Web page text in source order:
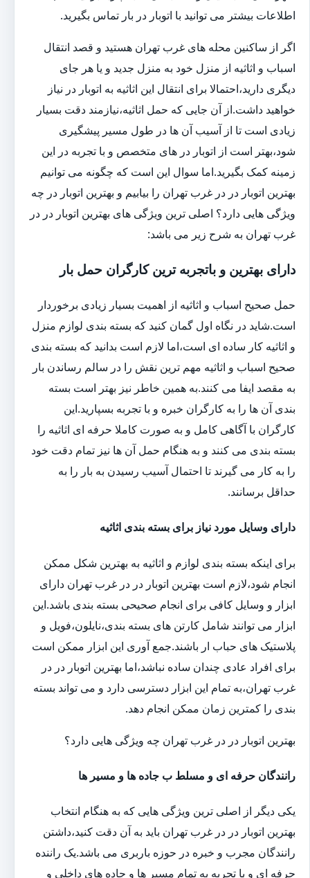
اطلاعات بیشتر می توانید با اتوبار در بار تماس بگیرید.
اگر از ساکنین محله های غرب تهران هستید و قصد انتقال
اسباب و اثاثیه از منزل خود به منزل جدید و یا هر جای
دیگری دارید،احتمالا برای انتقال این اثاثیه به اتوبار در نیاز
خواهید داشت.از آن جایی که حمل اثاثیه،نیازمند دقت بسیار
زیادی است تا از آسیب آن ها در طول مسیر پیشگیری
شود،بهتر است از اتوبار در های متخصص و با تجربه در این
زمینه کمک بگیرید.اما سوال این است که چگونه می توانیم
بهترین اتوبار در در غرب تهران را بیابیم و بهترین اتوبار در چه
ویژگی هایی دارد؟ اصلی ترین ویژگی های بهترین اتوبار در در
غرب تهران به شرح زیر می باشد:
دارای بهترین و باتجربه ترین کارگران حمل بار
حمل صحیح اسباب و اثاثیه از اهمیت بسیار زیادی برخوردار
است.شاید در نگاه اول گمان کنید که بسته بندی لوازم منزل
و اثاثیه کار ساده ای است،اما لازم است بدانید که بسته بندی
صحیح اسباب و اثاثیه مهم ترین نقش را در سالم رساندن بار
به مقصد ایفا می کنند.به همین خاطر نیز بهتر است بسته
بندی آن ها را به کارگران خبره و با تجربه بسپارید.این
کارگران با آگاهی کامل و به صورت کاملا حرفه ای اثاثیه را
بسته بندی می کنند و به هنگام حمل آن ها نیز تمام دقت خود
را به کار می گیرند تا احتمال آسیب رسیدن به بار را به
حداقل برسانند.
دارای وسایل مورد نیاز برای بسته بندی اثاثیه
برای اینکه بسته بندی لوازم و اثاثیه به بهترین شکل ممکن
انجام شود،لازم است بهترین اتوبار در در غرب تهران دارای
ابزار و وسایل کافی برای انجام صحیحی بسته بندی باشد.این
ابزار می توانند شامل کارتن های بسته بندی،نایلون،فویل و
پلاستیک های حباب ار باشند.جمع آوری این ابزار ممکن است
برای افراد عادی چندان ساده نباشد،اما بهترین اتوبار در در
غرب تهران،به تمام این ابزار دسترسی دارد و می تواند بسته
بندی را کمترین زمان ممکن انجام دهد.
بهترین اتوبار در در غرب تهران چه ویژگی هایی دارد؟
رانندگان حرفه ای و مسلط ب جاده ها و مسیر ها
یکی دیگر از اصلی ترین ویژگی هایی که به هنگام انتخاب
بهترین اتوبار در در غرب تهران باید به آن دقت کنید،داشتن
رانندگان مجرب و خبره در حوزه باربری می باشد.یک راننده
حرفه ای و با تجربه به تمام مسیر ها و جاده های داخلی و